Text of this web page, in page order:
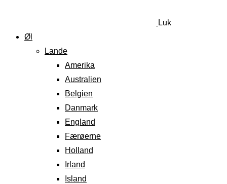
Luk
Øl
Lande
Amerika
Australien
Belgien
Danmark
England
Færøerne
Holland
Irland
Island